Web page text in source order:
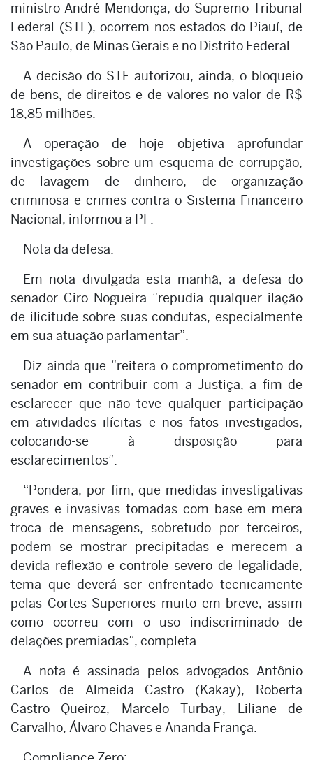
ministro André Mendonça, do Supremo Tribunal
Federal (STF), ocorrem nos estados do Piauí, de
São Paulo, de Minas Gerais e no Distrito Federal.
A decisão do STF autorizou, ainda, o bloqueio
de bens, de direitos e de valores no valor de R$
18,85 milhões.
A operação de hoje objetiva aprofundar
investigações sobre um esquema de corrupção,
de lavagem de dinheiro, de organização
criminosa e crimes contra o Sistema Financeiro
Nacional, informou a PF.
Nota da defesa:
Em nota divulgada esta manhã, a defesa do
senador Ciro Nogueira “repudia qualquer ilação
de ilicitude sobre suas condutas, especialmente
em sua atuação parlamentar”.
Diz ainda que “reitera o comprometimento do
senador em contribuir com a Justiça, a fim de
esclarecer que não teve qualquer participação
em atividades ilícitas e nos fatos investigados,
colocando-se à disposição para
esclarecimentos”.
“Pondera, por fim, que medidas investigativas
graves e invasivas tomadas com base em mera
troca de mensagens, sobretudo por terceiros,
podem se mostrar precipitadas e merecem a
devida reflexão e controle severo de legalidade,
tema que deverá ser enfrentado tecnicamente
pelas Cortes Superiores muito em breve, assim
como ocorreu com o uso indiscriminado de
delações premiadas”, completa.
A nota é assinada pelos advogados Antônio
Carlos de Almeida Castro (Kakay), Roberta
Castro Queiroz, Marcelo Turbay, Liliane de
Carvalho, Álvaro Chaves e Ananda França.